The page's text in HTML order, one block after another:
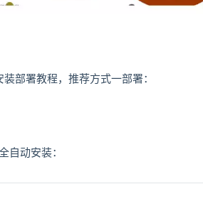
部署教程，推荐方式一部署：
自动安装：